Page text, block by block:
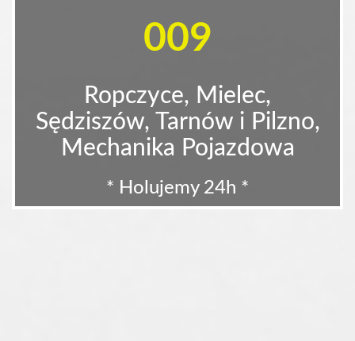
009
Ropczyce, Mielec,
Sędziszów, Tarnów i Pilzno,
Mechanika Pojazdowa
* Holujemy 24h *